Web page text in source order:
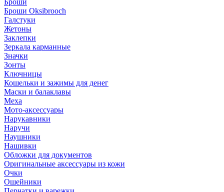
Броши
Броши Oksibrooch
Галстуки
Жетоны
Заклепки
Зеркала карманные
Значки
Зонты
Ключницы
Кошельки и зажимы для денег
Маски и балаклавы
Меха
Мото-аксессуары
Нарукавники
Наручи
Наушники
Нашивки
Обложки для документов
Оригинальные аксессуары из кожи
Очки
Ошейники